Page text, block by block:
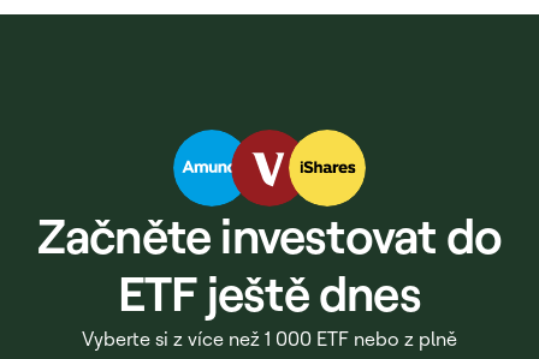
Začněte investovat do
ETF ještě dnes
Vyberte si z více než 1 000 ETF nebo z plně